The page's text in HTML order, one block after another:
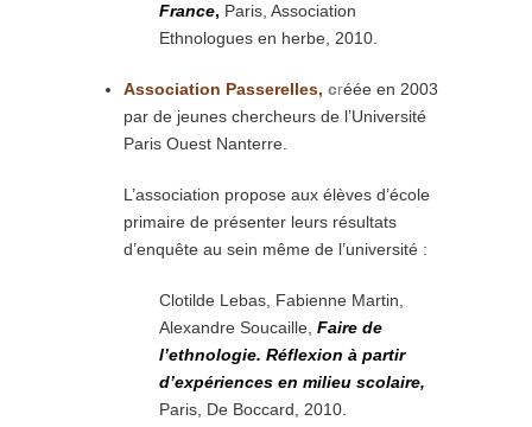
France, Paris, Association
Ethnologues en herbe, 2010.
Association Passerelles, créée en 2003
par de jeunes chercheurs de l’Université
Paris Ouest Nanterre.
L’association propose aux élèves d’école
primaire de présenter leurs résultats
d’enquête au sein même de l’université :
Clotilde Lebas, Fabienne Martin,
Alexandre Soucaille, Faire de
l’ethnologie. Réflexion à partir
d’expériences en milieu scolaire,
Paris, De Boccard, 2010.